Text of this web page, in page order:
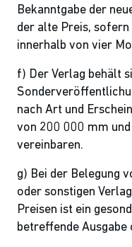
Bekanntgabe der
der alte Preis, sofern
innerhalb von vier
f) Der Verlag behält
nach Art und
von 200 000 mm
vereinbaren.
g) Bei der Belegung
oder sonstigen
Preisen ist ein
betreffende